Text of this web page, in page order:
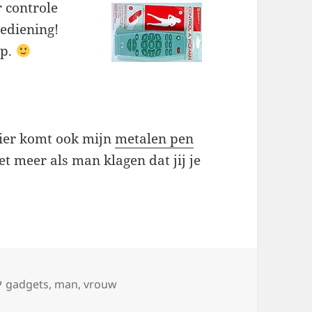
controle
komt ook mijnmetalen pen
meer als man klagen dat jij je
Tags
gadgets, man,vrouw